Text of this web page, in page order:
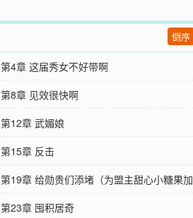
倒序
第4章 这届秀女不好带啊
第8章 见效很快啊
第12章 武媚娘
第15章 反击
第19章 给勋贵们添堵（为盟主甜心小糖果加
更）
第23章 囤积居奇